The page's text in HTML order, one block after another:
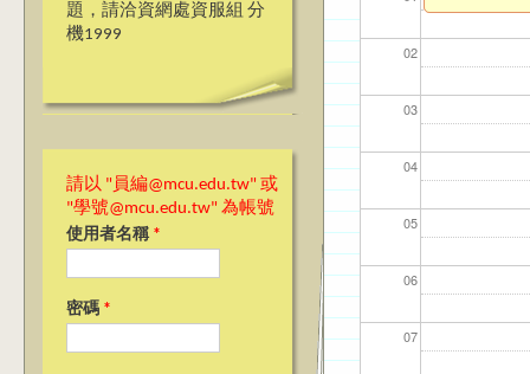
題，請洽資網處資服組 分
機1999
請以 "員編@mcu.edu.tw" 或
"學號@mcu.edu.tw" 為帳號
使用者名稱 *
密碼 *
02
03
04
05
06
07